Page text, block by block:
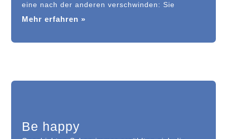
eine nach der anderen verschwinden: Sie
Mehr erfahren »
Be happy